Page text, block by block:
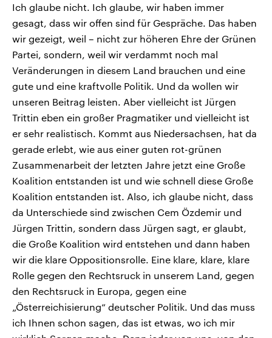
Ich glaube nicht. Ich glaube, wir haben immer
gesagt, dass wir offen sind für Gespräche. Das haben
wir gezeigt, weil – nicht zur höheren Ehre der Grünen
Partei, sondern, weil wir verdammt noch mal
Veränderungen in diesem Land brauchen und eine
gute und eine kraftvolle Politik. Und da wollen wir
unseren Beitrag leisten. Aber vielleicht ist Jürgen
Trittin eben ein großer Pragmatiker und vielleicht ist
er sehr realistisch. Kommt aus Niedersachsen, hat da
gerade erlebt, wie aus einer guten rot-grünen
Zusammenarbeit der letzten Jahre jetzt eine Große
Koalition entstanden ist und wie schnell diese Große
Koalition entstanden ist. Also, ich glaube nicht, dass
da Unterschiede sind zwischen Cem Özdemir und
Jürgen Trittin, sondern dass Jürgen sagt, er glaubt,
die Große Koalition wird entstehen und dann haben
wir die klare Oppositionsrolle. Eine klare, klare, klare
Rolle gegen den Rechtsruck in unserem Land, gegen
den Rechtsruck in Europa, gegen eine
„Österreichisierung“ deutscher Politik. Und das muss
ich Ihnen schon sagen, das ist etwas, wo ich mir